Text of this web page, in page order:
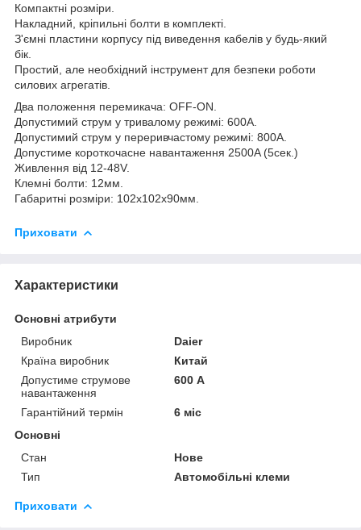
Компактні розміри.
Накладний, кріпильні болти в комплекті.
З'ємні пластини корпусу під виведення кабелів у будь-який
бік.
Простий, але необхідний інструмент для безпеки роботи
силових агрегатів.
Два положення перемикача: OFF-ON.
Допустимий струм у тривалому режимі: 600А.
Допустимий струм у переривчастому режимі: 800А.
Допустиме короткочасне навантаження 2500A (5сек.)
Живлення від 12-48V.
Клемні болти: 12мм.
Габаритні розміри: 102x102x90мм.
Приховати
Характеристики
Основні атрибути
Виробник
Daier
Країна виробник
Китай
Допустиме струмове
навантаження
600 А
Гарантійний термін
6 міс
Основні
Стан
Нове
Тип
Автомобільні клеми
Приховати